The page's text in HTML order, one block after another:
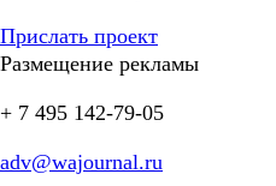
Прислать проект
Размещение рекламы
+ 7 495 142-79-05
adv@wajournal.ru